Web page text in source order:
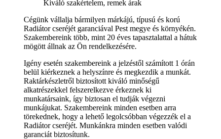
Kiváló szakértelem, remek árak
Cégünk vállalja bármilyen márkájú, típusú és korú
Radiátor cseréjét garanciával Pest megye és környékén.
Szakembereink több, mint 20 éves tapasztalattal a hátuk
mögött állnak az Ön rendelkezésére.
Igény esetén szakembereink a jelzéstől számított 1 órán
belül kiérkeznek a helyszínre és megkezdik a munkát.
Raktárkészletről biztosított kiváló minőségű
alkatrészekkel felszerelkezve érkeznek ki
munkatársaink, így biztosan el tudják végezni
munkájukat. Szakembereink minden esetben arra
törekednek, hogy a lehető legolcsóbban végezzék el a
Radiátor cseréjét. Munkánkra minden esetben valódi
garanciát biztosítunk.